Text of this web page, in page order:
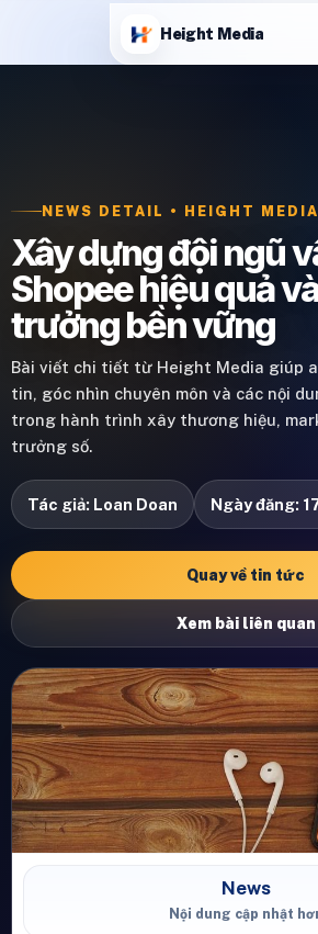
Height Media
NEWS DETAIL • HEIGHT MEDIA
Xây dựng đội ngũ
Shopee hiệu quả
trưởng bền vững
Bài viết chi tiết từ Height Media giúp
tin, góc nhìn chuyên môn và các nội
trong hành trình xây thương hiệu,
trưởng số.
Tác giả: Loan Doan Ngày đăng:
Quay về tin tức
Xem bài liên quan
News
Nội dung cập nhật